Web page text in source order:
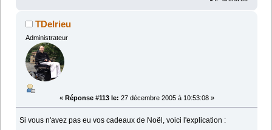
TDelrieu
Administrateur
« Réponse #113 le: 27 décembre 2005 à 10:53:08 »
Si vous n'avez pas eu vos cadeaux de Noël, voici l'explication :